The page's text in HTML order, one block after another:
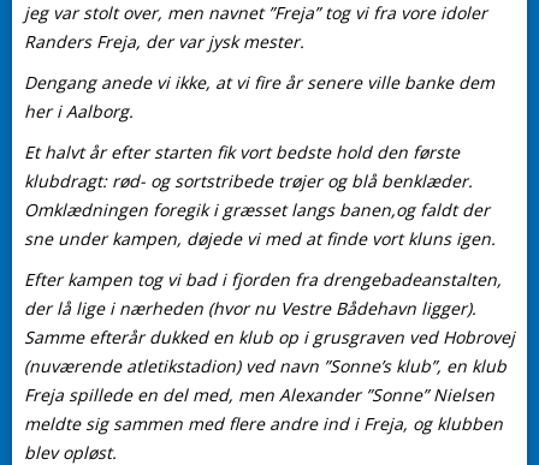
jeg var stolt over, men navnet ”Freja” tog vi fra vore idoler
Randers Freja, der var jysk mester.
Dengang anede vi ikke, at vi fire år senere ville banke dem
her i Aalborg.
Et halvt år efter starten fik vort bedste hold den første
klubdragt: rød- og sortstribede trøjer og blå benklæder.
Omklædningen foregik i græsset langs banen,og faldt der
sne under kampen, døjede vi med at finde vort kluns igen.
Efter kampen tog vi bad i fjorden fra drengebadeanstalten,
der lå lige i nærheden (hvor nu Vestre Bådehavn ligger).
Samme efterår dukked en klub op i grusgraven ved Hobrovej
(nuværende atletikstadion) ved navn ”Sonne’s klub”, en klub
Freja spillede en del med, men Alexander ”Sonne” Nielsen
meldte sig sammen med flere andre ind i Freja, og klubben
blev opløst.